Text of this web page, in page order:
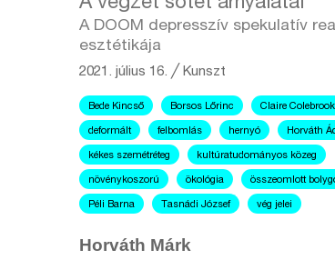
A DOOM depresszív spekulatív
esztétikája
2021. július 16. ╱ Kunszt
Bede Kincső Borsos Lőrinc Claire Colebrook
deformált felbomlás hernyó Horváth
kékes szemétréteg kultúratudományos közeg
növénykoszorú ökológia összeomlott
Péli Barna Tasnádi József vég jelei
Horváth Márk